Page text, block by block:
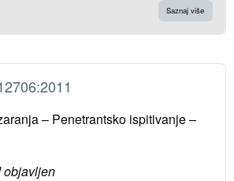
Saznaj više
– Penetrantsko ispitivanje –
objavljen